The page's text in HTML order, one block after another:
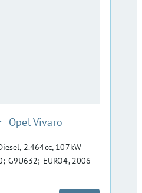
:Opel Vivaro
2.464cc, 107kW
G9U632; EURO4, 2006-